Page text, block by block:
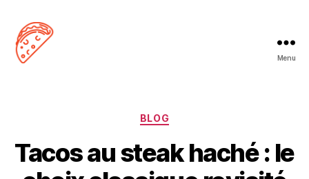
Menu
Catégories
BLOG
Tacos au steak haché : le